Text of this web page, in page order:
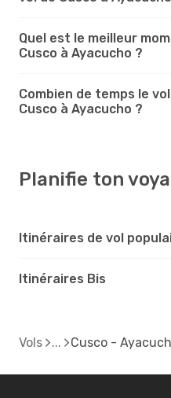
Quel est le meilleur
Cusco à Ayacucho ?
Combien de temps le
Cusco à Ayacucho ?
Planifie ton
Itinéraires de vol
Itinéraires Bis
Vols Cusco -